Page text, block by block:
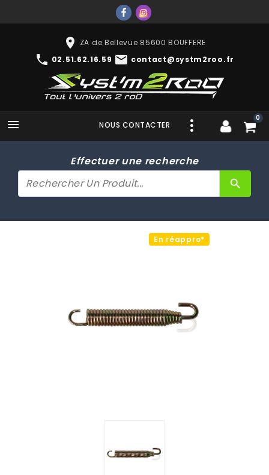
place ZA de Bellevue 85600 BOUFFERE
phone 02.51.62.16.59 mail contact@systm2roo.fr
 0
NOUS CONTACTER
Effectuer une recherche
search
En réappro*